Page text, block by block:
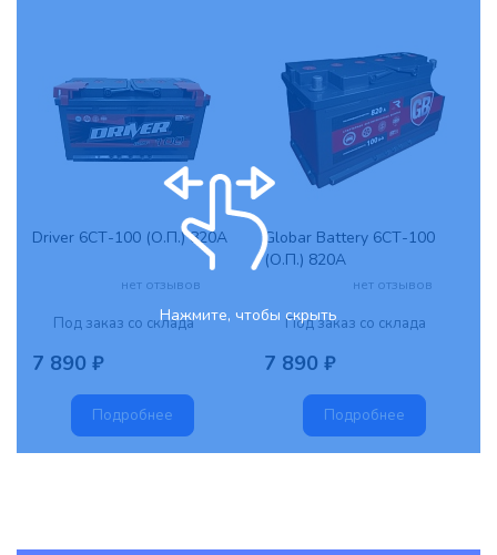
Нажмите, чтобы скрыть
Driver 6СТ-100 (О.П.) 820А
нет отзывов
Под заказ со склада
7 890 ₽
Подробнее
Globar Battery 6СТ-100
(О.П.) 820А
нет отзывов
Под заказ со склада
7 890 ₽
Подробнее